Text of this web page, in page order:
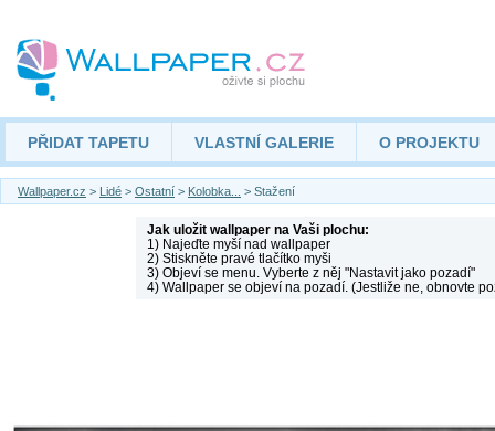
PŘIDAT TAPETU VLASTNÍ GALERIE O PROJEKTU
Wallpaper.cz > Lidé > Ostatní > Kolobka... > Stažení
Jak uložit wallpaper na Vaši plochu:
1) Najeďte myší nad wallpaper
2) Stiskněte pravé tlačítko myši
3) Objeví se menu. Vyberte z něj "Nastavit jako pozadí"
4) Wallpaper se objeví na pozadí. (Jestliže ne, obnovte